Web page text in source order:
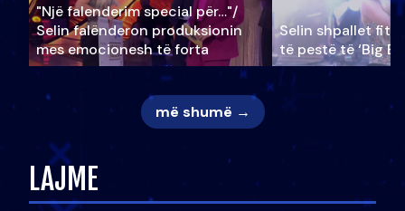
"Një falenderim special për…"/
Selin falënderon produksionin
mes emocionesh të forta
Selin shpallet
të pestë të ‘Big
më shumë →
LAJME